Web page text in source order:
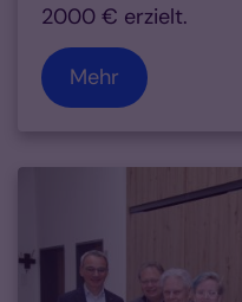
2000 € erzielt.
Mehr